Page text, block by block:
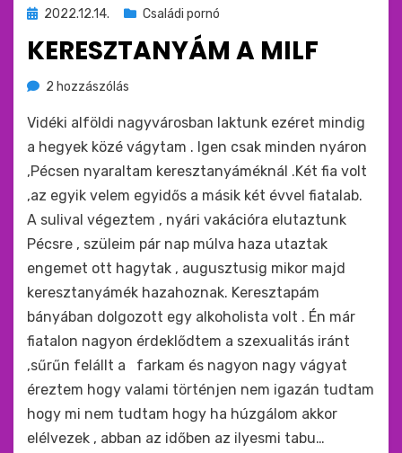
Beküldve
2022.12.14. Családi pornó
KERESZTANYÁM A MILF
bymonkey
2 hozzászólás
MILF
című
bejegyzéshez
Vidéki alföldi nagyvárosban laktunk ezéret mindig
a hegyek közé vágytam . Igen csak minden nyáron
,Pécsen nyaraltam keresztanyáméknál .Két fia volt
,az egyik velem egyidős a másik két évvel fiatalab.
A sulival végeztem , nyári vakációra elutaztunk
Pécsre , szüleim pár nap múlva haza utaztak
engemet ott hagytak , augusztusig mikor majd
keresztanyámék hazahoznak. Keresztapám
bányában dolgozott egy alkoholista volt . Én már
fiatalon nagyon érdeklődtem a szexualitás iránt
,sűrűn felállt a farkam és nagyon nagy vágyat
éreztem hogy valami történjen nem igazán tudtam
hogy mi nem tudtam hogy ha húzgálom akkor
elélvezek , abban az időben az ilyesmi tabu…